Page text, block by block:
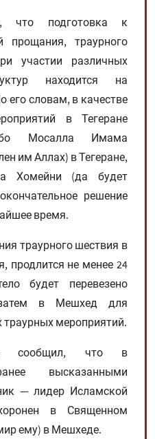
что подготовка к
прощания, траурного
участии различных
находится на
словам, в качестве
в Тегеране
Мосалла Имама
им Аллах) в Тегеране,
Хомейни (да будет
решение
время.
траурного шествия в
продлится не менее 24
будет перевезено
в Мешхед для
мероприятий.
сообщил, что в
высказанными
— лидер Исламской
в Священном
ему) в Мешхеде.